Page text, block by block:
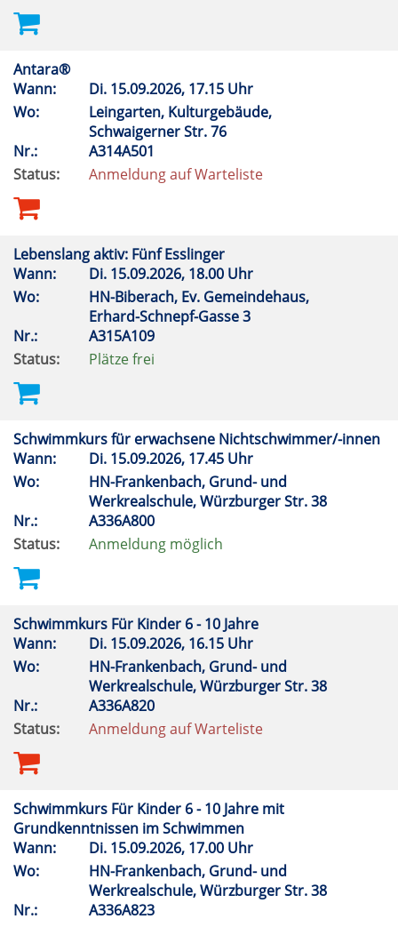
Antara®
Wann:
Di. 15.09.2026, 17.15 Uhr
Wo:
Leingarten, Kulturgebäude,
Schwaigerner Str. 76
Nr.:
A314A501
Status:
Anmeldung auf Warteliste
Lebenslang aktiv: Fünf Esslinger
Wann:
Di. 15.09.2026, 18.00 Uhr
Wo:
HN-Biberach, Ev. Gemeindehaus,
Erhard-Schnepf-Gasse 3
Nr.:
A315A109
Status:
Plätze frei
Schwimmkurs für erwachsene Nichtschwimmer/-innen
Wann:
Di. 15.09.2026, 17.45 Uhr
Wo:
HN-Frankenbach, Grund- und
Werkrealschule, Würzburger Str. 38
Nr.:
A336A800
Status:
Anmeldung möglich
Schwimmkurs Für Kinder 6 - 10 Jahre
Wann:
Di. 15.09.2026, 16.15 Uhr
Wo:
HN-Frankenbach, Grund- und
Werkrealschule, Würzburger Str. 38
Nr.:
A336A820
Status:
Anmeldung auf Warteliste
Schwimmkurs Für Kinder 6 - 10 Jahre mit
Grundkenntnissen im Schwimmen
Wann:
Di. 15.09.2026, 17.00 Uhr
Wo:
HN-Frankenbach, Grund- und
Werkrealschule, Würzburger Str. 38
Nr.:
A336A823